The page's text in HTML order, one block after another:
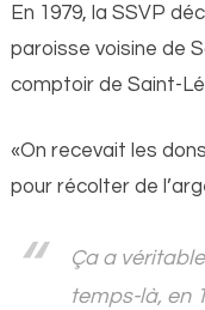
En 1979, la SSVP
paroisse voisine de
comptoir de Saint-
«On recevait les
pour récolter de
Ça a
temps-là, en